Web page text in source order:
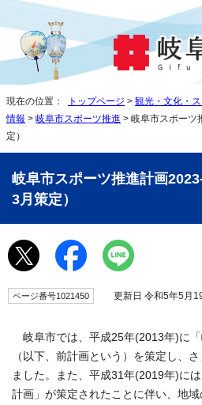
現在の位置： トップページ > 観光・文化・
情報 > 岐阜市スポーツ推進 > 岐阜市スポーツ
定）
岐阜市スポーツ推進計画
3月策定）
ページ番号1021450 更新日 令和5年5月
岐阜市では、平成25年(2013年)に「
（以下、前計画という）を策定し、
ました。また、平成31年(2019年)に
計画」が策定されたことに伴い、地